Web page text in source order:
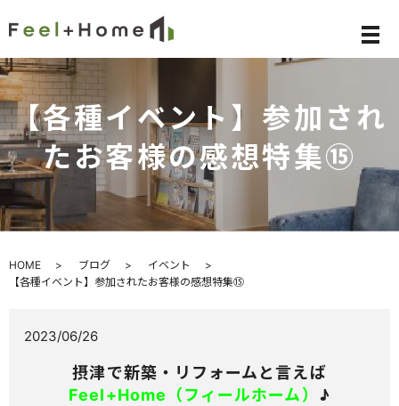
メ
【各種イベント】参加され
たお客様の感想特集⑮
HOME ブログ
イベント
【各種イベント】参加されたお客様の感想特集⑮
2023/06/26
摂津で新築・リフォームと言えば
Feel+Home（フィールホーム） ♪